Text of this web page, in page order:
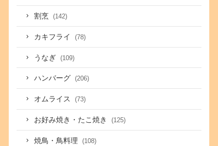
割烹 (142)
カキフライ (78)
うなぎ (109)
ハンバーグ (206)
オムライス (73)
お好み焼き・たこ焼き (125)
焼鳥・鳥料理 (108)